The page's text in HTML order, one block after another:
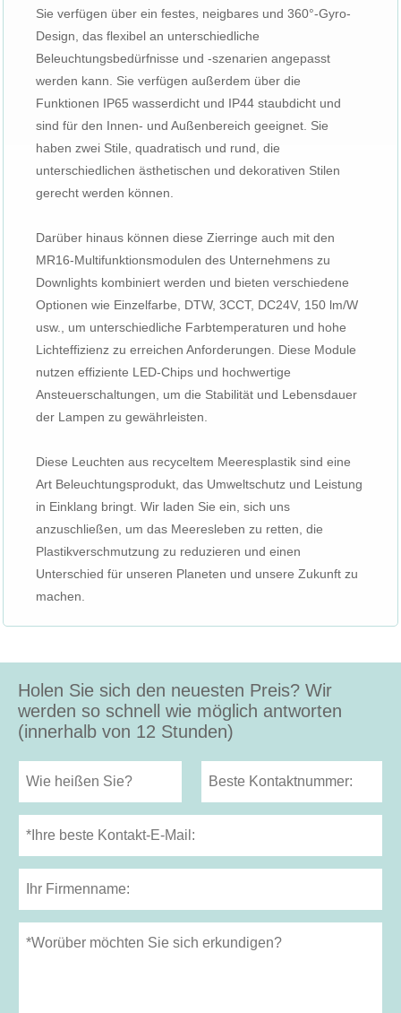
Sie verfügen über ein festes, neigbares und 360°-Gyro-
Design, das flexibel an unterschiedliche
Beleuchtungsbedürfnisse und -szenarien angepasst
werden kann. Sie verfügen außerdem über die
Funktionen IP65 wasserdicht und IP44 staubdicht und
sind für den Innen- und Außenbereich geeignet. Sie
haben zwei Stile, quadratisch und rund, die
unterschiedlichen ästhetischen und dekorativen Stilen
gerecht werden können.
Darüber hinaus können diese Zierringe auch mit den
MR16-Multifunktionsmodulen des Unternehmens zu
Downlights kombiniert werden und bieten verschiedene
Optionen wie Einzelfarbe, DTW, 3CCT, DC24V, 150 lm/W
usw., um unterschiedliche Farbtemperaturen und hohe
Lichteffizienz zu erreichen Anforderungen. Diese Module
nutzen effiziente LED-Chips und hochwertige
Ansteuerschaltungen, um die Stabilität und Lebensdauer
der Lampen zu gewährleisten.
Diese Leuchten aus recyceltem Meeresplastik sind eine
Art Beleuchtungsprodukt, das Umweltschutz und Leistung
in Einklang bringt. Wir laden Sie ein, sich uns
anzuschließen, um das Meeresleben zu retten, die
Plastikverschmutzung zu reduzieren und einen
Unterschied für unseren Planeten und unsere Zukunft zu
machen.
Holen Sie sich den neuesten Preis? Wir
werden so schnell wie möglich antworten
(innerhalb von 12 Stunden)